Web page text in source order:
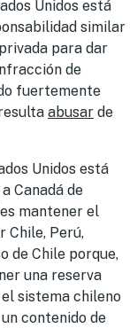
Unidos está
similar
para dar
de
fuertemente
abusar de
Unidos está
Canadá de
mantener el
Chile, Perú,
de Chile porque,
una reserva
sistema chileno
contenido de